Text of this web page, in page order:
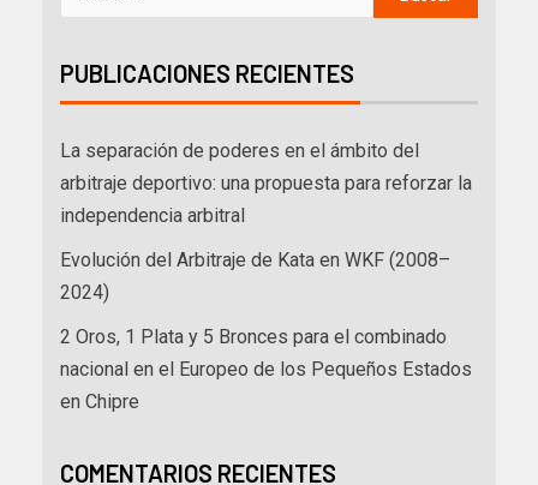
PUBLICACIONES RECIENTES
La separación de poderes en el ámbito del
arbitraje deportivo: una propuesta para reforzar la
independencia arbitral
Evolución del Arbitraje de Kata en WKF (2008–
2024)
2 Oros, 1 Plata y 5 Bronces para el combinado
nacional en el Europeo de los Pequeños Estados
en Chipre
COMENTARIOS RECIENTES